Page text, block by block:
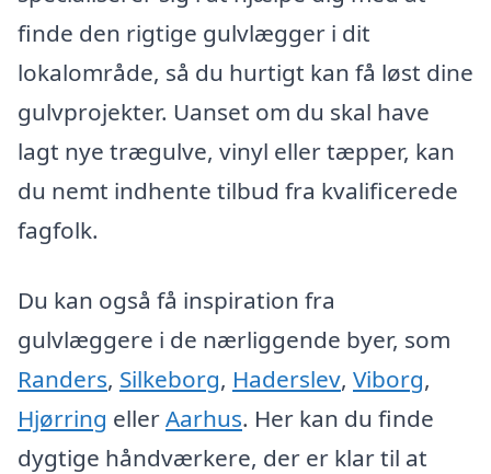
finde den rigtige gulvlægger i dit
lokalområde, så du hurtigt kan få løst dine
gulvprojekter. Uanset om du skal have
lagt nye trægulve, vinyl eller tæpper, kan
du nemt indhente tilbud fra kvalificerede
fagfolk.
Du kan også få inspiration fra
gulvlæggere i de nærliggende byer, som
Randers, Silkeborg, Haderslev, Viborg,
Hjørring ellerAarhus. Her kan du finde
dygtige håndværkere, der er klar til at